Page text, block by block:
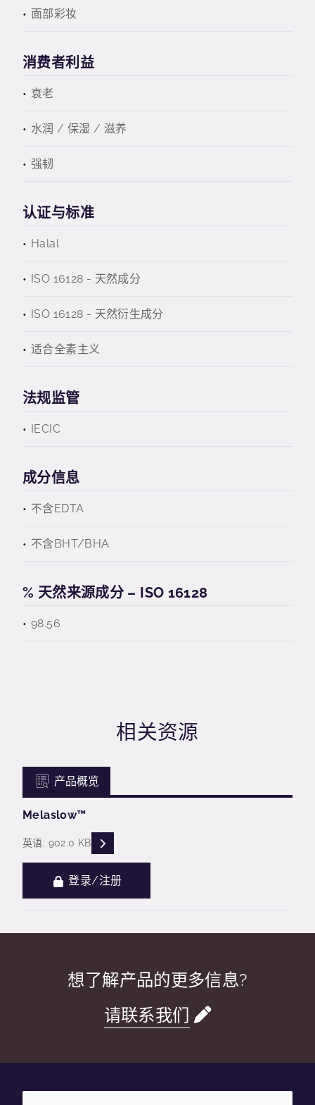
面部彩妆
消费者利益
衰老
水润 / 保湿 / 滋养
强韧
认证与标准
Halal
ISO 16128 - 天然成分
ISO 16128 - 天然衍生成分
适合全素主义
法规监管
IECIC
成分信息
不含EDTA
不含BHT/BHA
% 天然来源成分 – ISO 16128
98.56
相关资源
产品概览
Melaslow™
英语: 902.0 KB READ DESCRIPTIONS
登录/注册
想了解产品的更多信息?
请联系我们